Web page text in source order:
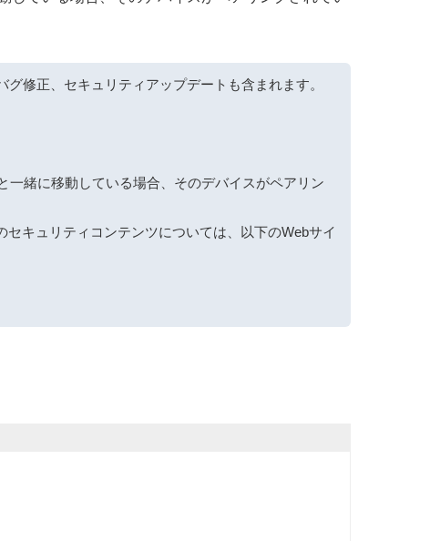
修正、セキュリティアップデートも含まれます。
一緒に移動している場合、そのデバイスがペアリン
キュリティコンテンツについては、以下のWebサイ